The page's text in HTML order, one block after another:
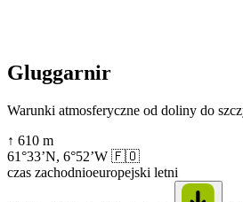
Gluggarnir
Warunki atmosferyczne od doliny do
↑ 610 m
61°33’N, 6°52’W 🇫🇴
czas zachodnioeuropejski letni